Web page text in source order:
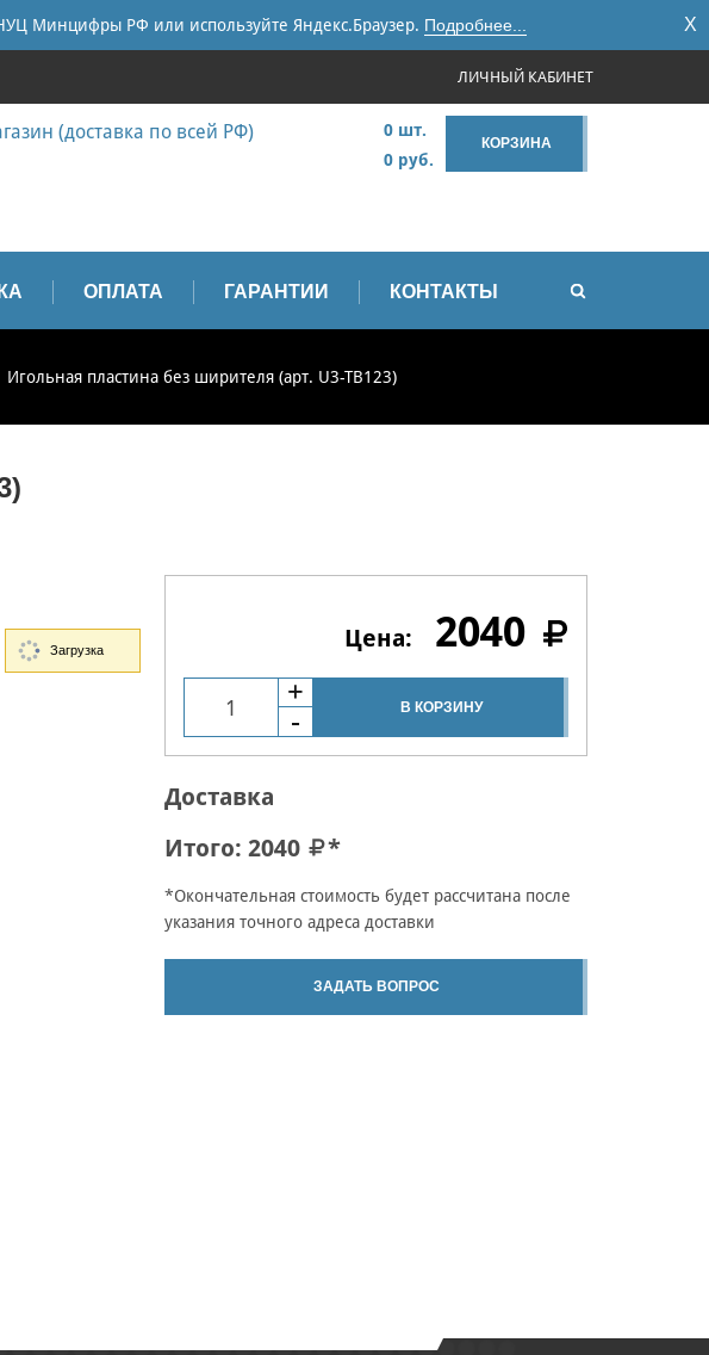
Минцифры РФ или используйте Яндекс.Браузер. Подробнее... X
ЛИЧНЫЙ КАБИНЕТ
(доставка по всей РФ)
КОРЗИНА
0 шт.
0 руб.
ОПЛАТА ГАРАНТИИ КОНТАКТЫ
Игольная пластина без ширителя (арт. U3-TB123)
2040
В КОРЗИНУ
Доставка
Итого: 2040 *
*Окончательная стоимость будет рассчитана после
указания точного адреса доставки
ЗАДАТЬ ВОПРОС
Загрузка